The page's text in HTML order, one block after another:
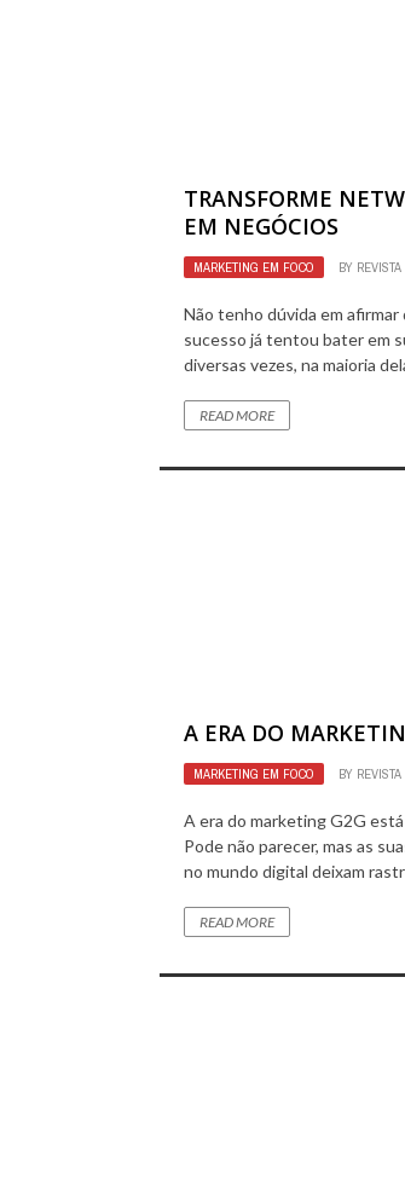
TRANSFORME
EM NEGÓCIOS
MARKETING EM FOCO BY
Não tenho dúvida em afirmar
sucesso já tentou bater em
diversas vezes, na maioria
READ MORE
A ERA DO
MARKETING EM FOCO BY
A era do marketing G2G
Pode não parecer, mas as
no mundo digital deixam
READ MORE